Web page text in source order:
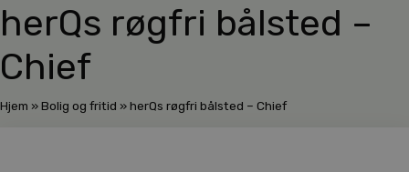
herQs røgfri bålsted –
Chief
Hjem »Bolig og fritid »herQs røgfri bålsted – Chief